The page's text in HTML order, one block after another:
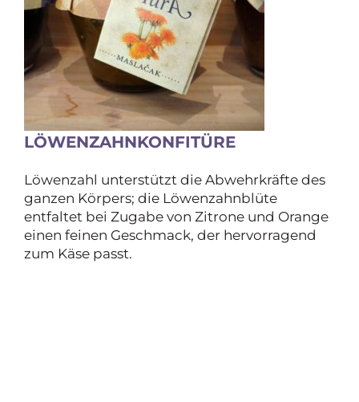
LÖWENZAHNKONFITÜRE
Löwenzahl unterstützt die Abwehrkräfte des
ganzen Körpers; die Löwenzahnblüte
entfaltet bei Zugabe von Zitrone und Orange
einen feinen Geschmack, der hervorragend
zum Käse passt.